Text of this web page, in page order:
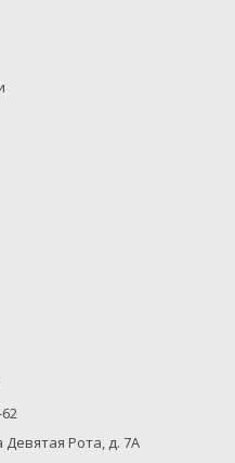
Девятая Рота, д. 7А